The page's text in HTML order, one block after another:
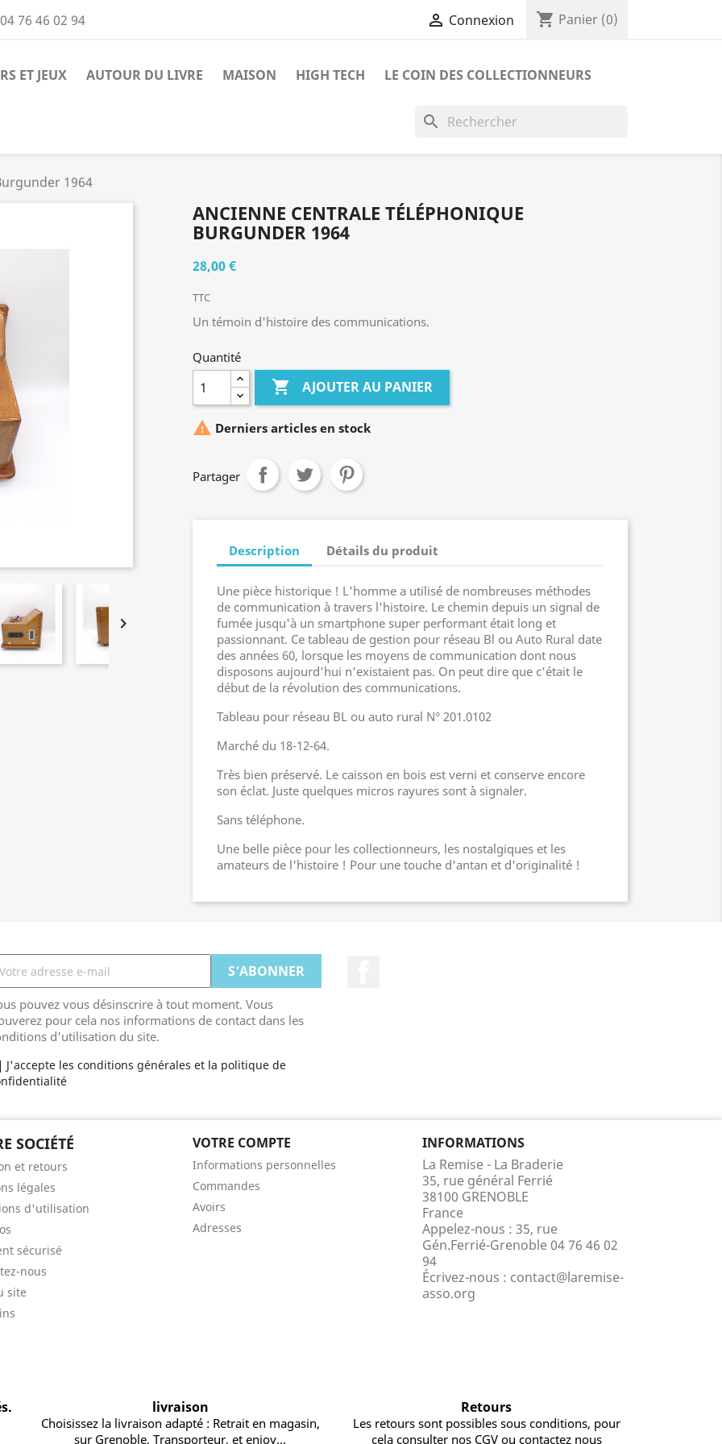
76 46 02 94  Connexion shopping_cart Panier (0)
ET JEUX AUTOUR DU LIVRE MAISON HIGH TECH LE COIN DES COLLECTIONNEURS
search
1964

ANCIENNE CENTRALE TÉLÉPHONIQUE
BURGUNDER 1964
28,00 €
TTC
Un témoin d'histoire des communications.
Quantité
 AJOUTER AU PANIER
 Derniers articles en stock
Partager
Description Détails du produit
Une pièce historique ! L'homme a utilisé de nombreuses méthodes
de communication à travers l'histoire. Le chemin depuis un signal de
fumée jusqu'à un smartphone super performant était long et
passionnant. Ce tableau de gestion pour réseau Bl ou Auto Rural date
des années 60, lorsque les moyens de communication dont nous
disposons aujourd'hui n'existaient pas. On peut dire que c'était le
début de la révolution des communications.
Tableau pour réseau BL ou auto rural N° 201.0102
Marché du 18-12-64.
Très bien préservé. Le caisson en bois est verni et conserve encore
son éclat. Juste quelques micros rayures sont à signaler.
Sans téléphone.
Une belle pièce pour les collectionneurs, les nostalgiques et les
amateurs de l'histoire ! Pour une touche d'antan et d'originalité !
pouvez vous désinscrire à tout moment. Vous
pour cela nos informations de contact dans les
d'utilisation du site.
J'accepte les conditions générales et la politique de
SOCIÉTÉ
et retours
légales
d'utilisation
sécurisé
nous
site
VOTRE COMPTE
Informations personnelles
Commandes
Avoirs
Adresses
INFORMATIONS
La Remise - La Braderie
35, rue général Ferrié
38100 GRENOBLE
France
Appelez-nous : 35, rue
Gén.Ferrié-Grenoble 04 76 46 02
94
Écrivez-nous : contact@laremise-
asso.org
livraison
Choisissez la livraison adapté : Retrait en magasin,
sur Grenoble, Transporteur, et enjoy...
Retours
Les retours sont possibles sous conditions, pour
cela consulter nos CGV ou contactez nous